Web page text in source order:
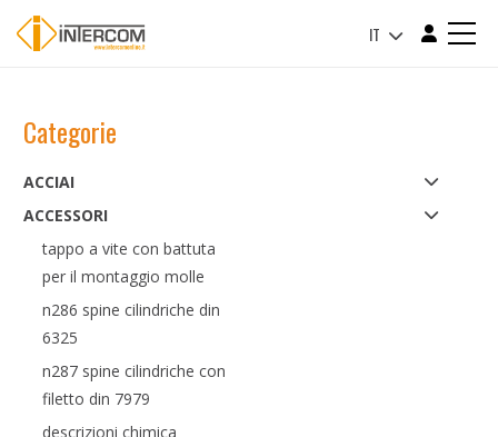
IT
Categorie
ACCIAI
ACCESSORI
tappo a vite con battuta
per il montaggio molle
n286 spine cilindriche din
6325
n287 spine cilindriche con
filetto din 7979
descrizioni chimica